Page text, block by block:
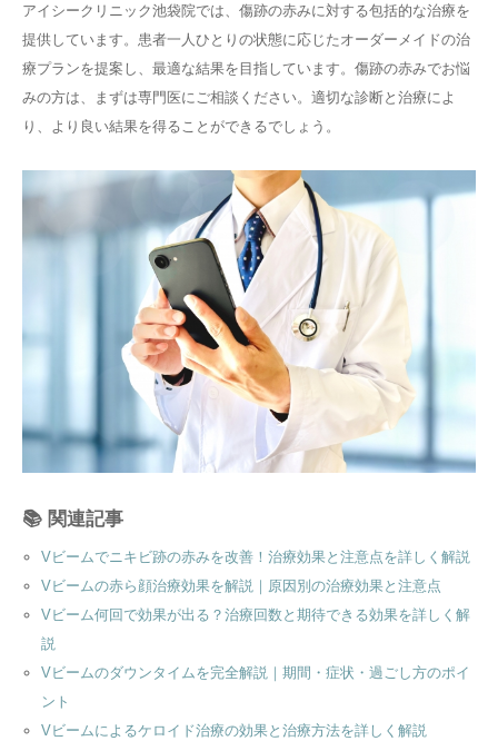
アイシークリニック池袋院では、傷跡の赤みに対する包括的な治療を
提供しています。患者一人ひとりの状態に応じたオーダーメイドの治
療プランを提案し、最適な結果を目指しています。傷跡の赤みでお悩
みの方は、まずは専門医にご相談ください。適切な診断と治療によ
り、より良い結果を得ることができるでしょう。
📚 関連記事
Vビームでニキビ跡の赤みを改善！治療効果と注意点を詳しく解説
Vビームの赤ら顔治療効果を解説｜原因別の治療効果と注意点
Vビーム何回で効果が出る？治療回数と期待できる効果を詳しく解
説
Vビームのダウンタイムを完全解説｜期間・症状・過ごし方のポイ
ント
Vビームによるケロイド治療の効果と治療方法を詳しく解説